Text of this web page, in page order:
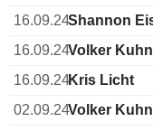
16.09.24Shannon
16.09.24Volker Kuhn
16.09.24Kris Licht
02.09.24Volker Kuhn